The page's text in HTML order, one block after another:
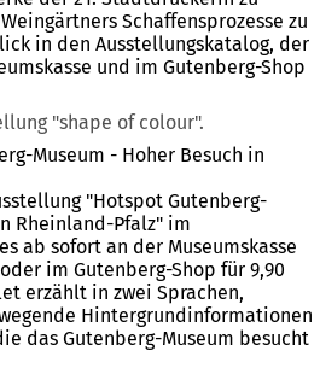
Schaffensprozesse zu
in den Ausstellungskatalog, der
und im Gutenberg-Shop
"shape of colour".
Museum - Hoher Besuch in
"Hotspot Gutenberg-
Rheinland-Pfalz" im
ab sofort an der Museumskasse
im Gutenberg-Shop für 9,90
erzählt in zwei Sprachen,
Hintergrundinformationen
das Gutenberg-Museum besucht